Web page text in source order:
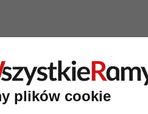
plików cookie
Tylko 25,95
Opitter na 3 zdjęcia